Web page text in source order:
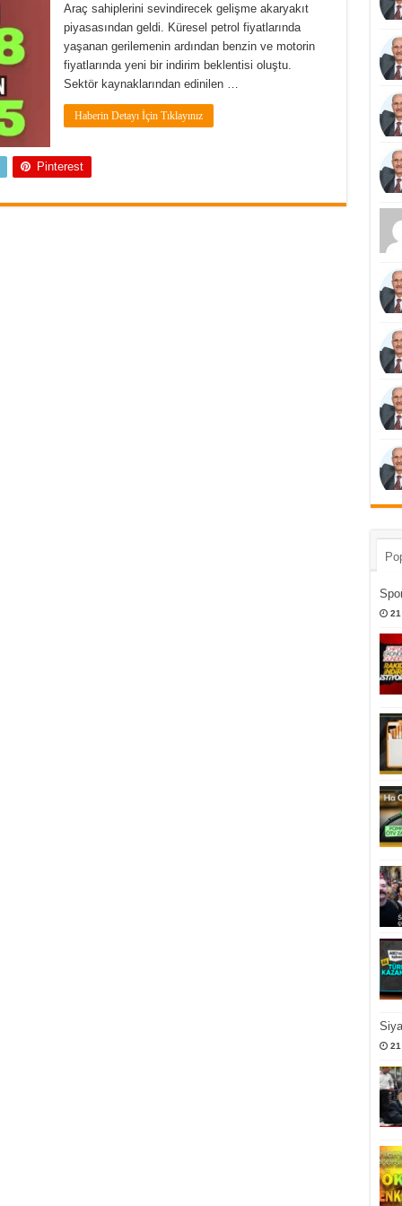
Araç sahiplerini sevindirecek gelişme akaryakıt
piyasasından geldi. Küresel petrol fiyatlarında
yaşanan gerilemenin ardından benzin ve motorin
fiyatlarında yeni bir indirim beklentisi oluştu.
Sektör kaynaklarından edinilen …
Haberin Detayı İçin Tıklayınız
Pinterest